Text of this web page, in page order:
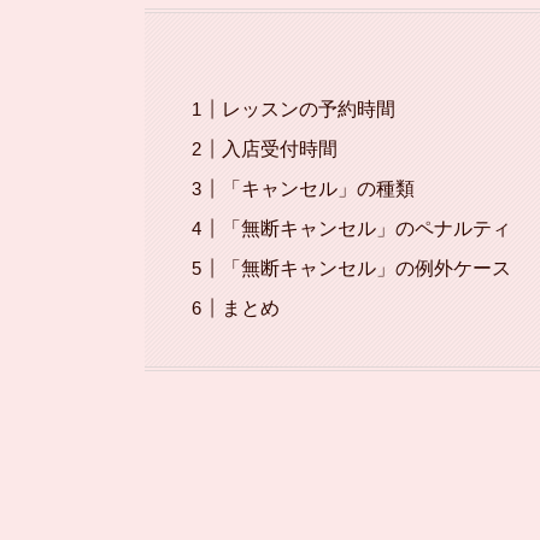
レッスンの予約時間
入店受付時間
「キャンセル」の種類
「無断キャンセル」のペナルティ
「無断キャンセル」の例外ケース
まとめ